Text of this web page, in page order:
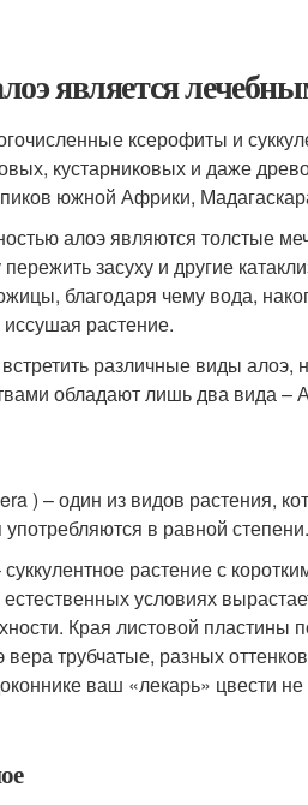
является
ксерофиты и
кустарниковых и даже
южной Африки,
алоэ являются толстые
пережить засуху и другие
благодаря чему вода,
растение.
различные виды алоэ,
обладают лишь два вида –
) – один из видов растения,
употребляются в равной степени.
растение с
естественных условиях
Края листовой
трубчатые, разных
ваш «лекарь» цвести не